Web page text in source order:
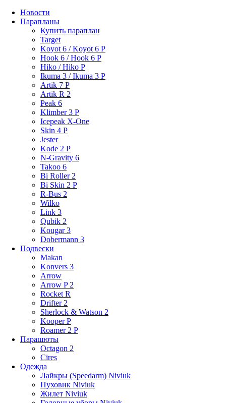
Новости
Парапланы
Купить параплан
Target
Koyot 6 / Koyot 6 P
Hook 6 / Hook 6 P
Hiko / Hiko P
Ikuma 3 / Ikuma 3 P
Artik 7 P
Artik R 2
Peak 6
Klimber 3 P
Icepeak X-One
Skin 4 P
Jester
Kode 2 P
N-Gravity 6
Takoo 6
Bi Roller 2
Bi Skin 2 P
R-Bus 2
Wilko
Link 3
Qubik 2
Kougar 3
Dobermann 3
Подвески
Makan
Konvers 3
Arrow
Arrow P 2
Rocket R
Drifter 2
Sherlock & Watson 2
Kooper P
Roamer 2 P
Парашюты
Octagon 2
Cires
Одежда
Лайкры (Speedarm) Niviuk
Пуховик Niviuk
Жилет Niviuk